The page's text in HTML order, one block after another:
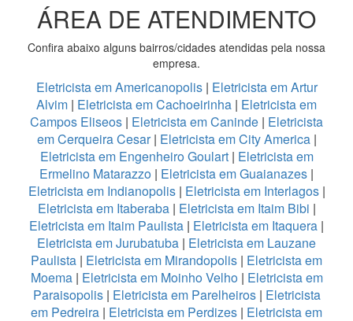
ÁREA DE ATENDIMENTO
Confira abaixo alguns bairros/cidades atendidas pela nossa
empresa.
Eletricista em Americanopolis | Eletricista em Artur
Alvim | Eletricista em Cachoeirinha | Eletricista em
Campos Eliseos | Eletricista em Caninde | Eletricista
em Cerqueira Cesar| Eletricista em City America |
Eletricista em Engenheiro Goulart | Eletricista em
Ermelino Matarazzo | Eletricista em Guaianazes |
Eletricista em Indianopolis| Eletricista em Interlagos|
Eletricista em Itaberaba| Eletricista em Itaim Bibi |
Eletricista em Itaim Paulista | Eletricista em Itaquera |
Eletricista em Jurubatuba | Eletricista em Lauzane
Paulista | Eletricista em Mirandopolis | Eletricista em
Moema| Eletricista em Moinho Velho | Eletricista em
Paraisopolis| Eletricista em Parelheiros| Eletricista
em Pedreira | Eletricista em Perdizes | Eletricista em